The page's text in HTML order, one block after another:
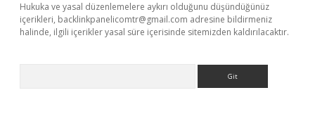
Hukuka ve yasal düzenlemelere aykırı olduğunu düşündüğünüz
içerikleri, backlinkpanelicomtr@gmail.com adresine bildirmeniz
halinde, ilgili içerikler yasal süre içerisinde sitemizden kaldırılacaktır.